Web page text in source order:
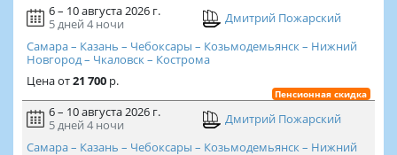
6 – 10 августа 2026 г.
5 дней 4 ночи
Дмитрий Пожарский
Самара – Казань – Чебоксары – Козьмодемьянск – Нижний
Новгород – Чкаловск – Кострома
Ценаот21 700р.
Пенсионная скидка
6 – 10 августа 2026 г.
5 дней 4 ночи
Дмитрий Пожарский
Самара – Казань – Чебоксары – Козьмодемьянск – Нижний